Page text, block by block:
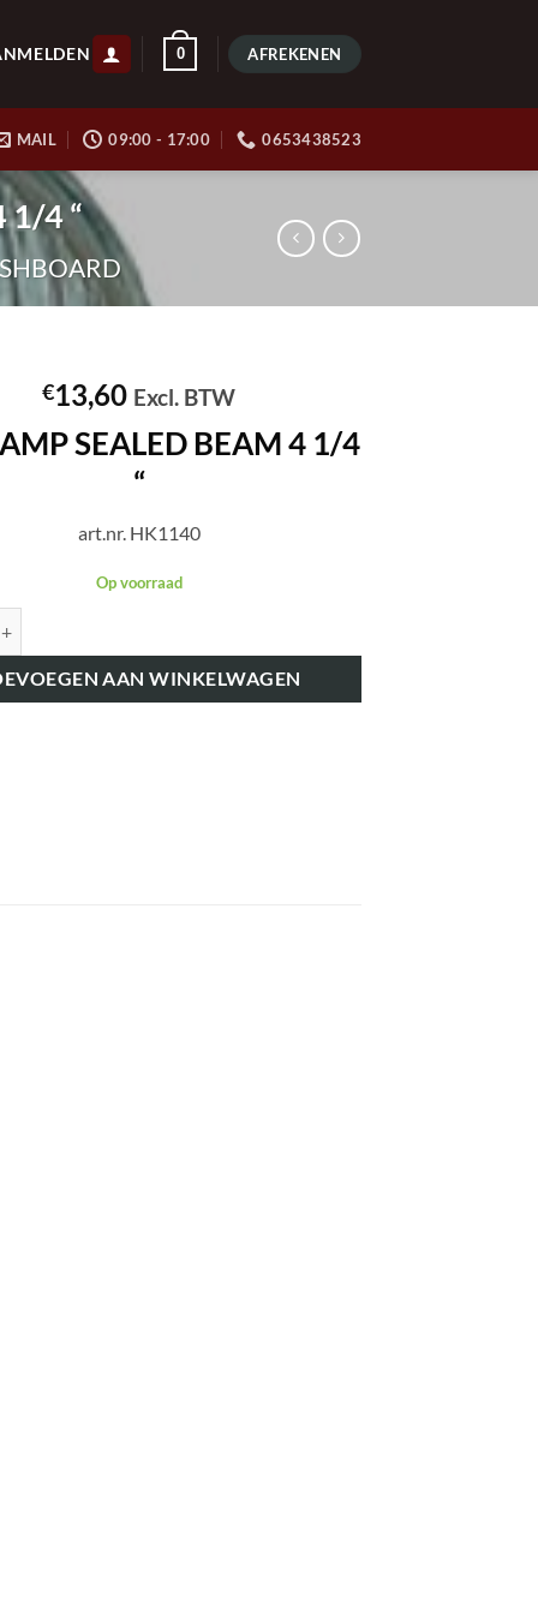
0 AFREKENEN
MAIL 09:00 - 17:00 0653438523
1/4 “
€13,60 Excl. BTW
SEALED BEAM 4 1/4
“
art.nr. HK1140
Op voorraad
AAN WINKELWAGEN